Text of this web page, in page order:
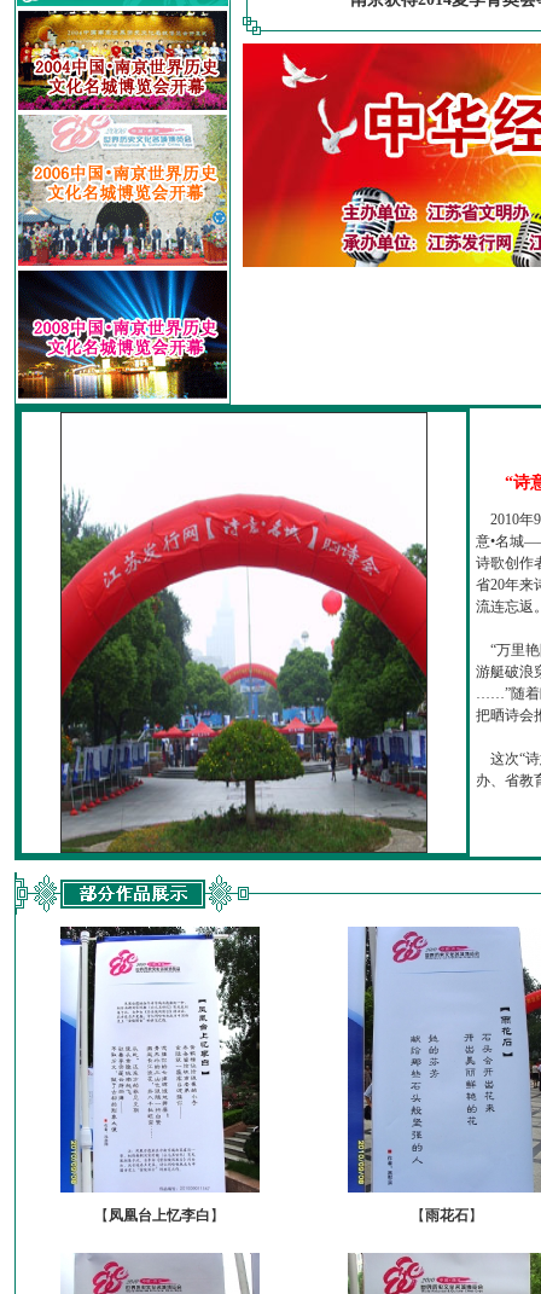
“诗
2010年
意•名城
诗歌创作
省20年来
流连忘返
“万里艳
游艇破浪
……”随着
把晒诗会
这次“诗
办、省教
【 凤凰台上忆李白 】 【雨花石】